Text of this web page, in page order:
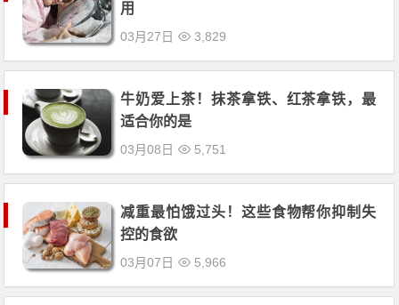
用
03月27日 3,829
牛奶爱上茶！抹茶拿铁、红茶拿铁，最
适合你的是
03月08日 5,751
减重最怕饿过头！这些食物帮你抑制失
控的食欲
03月07日 5,966